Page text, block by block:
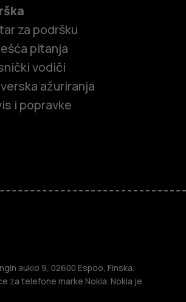
za podršku
pitanja
vodiči
ažuriranja
i popravke
aukio 9, 02600 Espoo, Finska.
za telefone marke Nokia. Nokia je